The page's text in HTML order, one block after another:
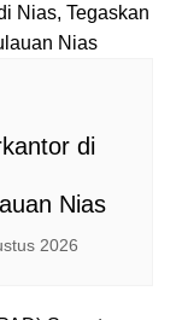
di
Nias
2026